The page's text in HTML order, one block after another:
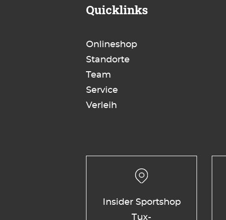
Quicklinks
Onlineshop
Standorte
Team
Service
Verleih
Insider Sportshop
Tux-